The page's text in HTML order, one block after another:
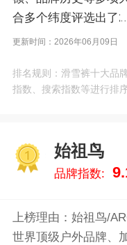
合多个纬度评选出了
裤十大品牌排行榜，
蒙/Salomon、哥伦比
亚/Columbia、北面/
特/DESCENTE、狼爪
WOLFSKIN、迪卡侬/
诉您滑雪裤什么牌子
考。
更新时间：2026年06月09日
排名规则：滑雪裤十大品
指数、搜索指数等进行排
始祖鸟
品牌指数:
上榜理由：始祖鸟/
世界顶级户外品牌、